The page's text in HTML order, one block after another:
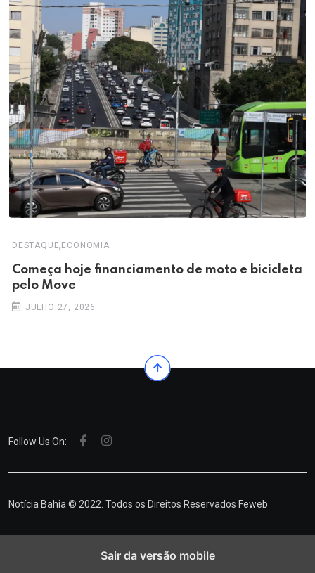
DESTAQUE, ECONOMIA
Começa hoje financiamento de moto e bicicleta
pelo Move
JULHO 27, 2026
Follow Us On:
Notícia Bahia © 2022. Todos os Direitos Reservados Feweb
Sair da versão mobile